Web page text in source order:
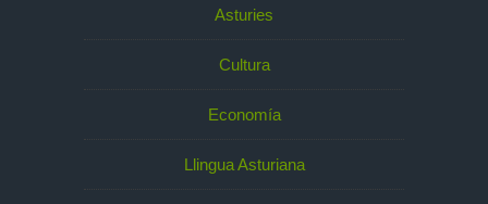
Asturies
Cultura
Economía
Llingua Asturiana